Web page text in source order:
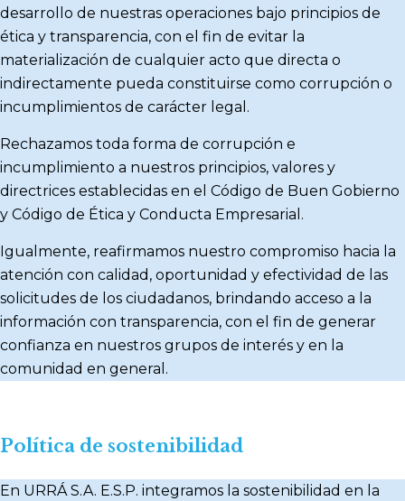
desarrollo de nuestras operaciones bajo principios de
ética y transparencia, con el fin de evitar la
materialización de cualquier acto que directa o
indirectamente pueda constituirse como corrupción o
incumplimientos de carácter legal.
Rechazamos toda forma de corrupción e
incumplimiento a nuestros principios, valores y
directrices establecidas en el Código de Buen Gobierno
y Código de Ética y Conducta Empresarial.
Igualmente, reafirmamos nuestro compromiso hacia la
atención con calidad, oportunidad y efectividad de las
solicitudes de los ciudadanos, brindando acceso a la
información con transparencia, con el fin de generar
confianza en nuestros grupos de interés y en la
comunidad en general.
Política de sostenibilidad
En URRÁ S.A. E.S.P. integramos la sostenibilidad en la